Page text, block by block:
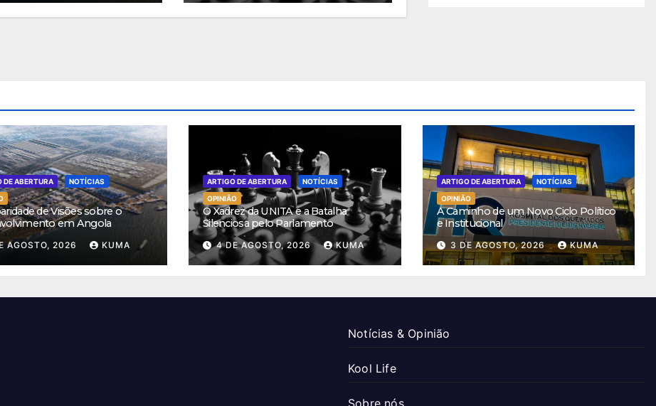
DE ABERTURA
NOTÍCIAS
de Visões sobre o
em Angola
AGOSTO, 2026 KUMA
ARTIGO DE ABERTURA
NOTÍCIAS
OPINIÃO
O Xadrez da UNITA e a Batalha
Silenciosa pelo Parlamento
4 DE AGOSTO, 2026 KUMA
ARTIGO DE ABERTURA
NOTÍCIAS
OPINIÃO
A Caminho de um Novo Ciclo Político
e Institucional
3 DE AGOSTO, 2026 KUMA
Notícias & Opinião
Kool Life
Sobre nós